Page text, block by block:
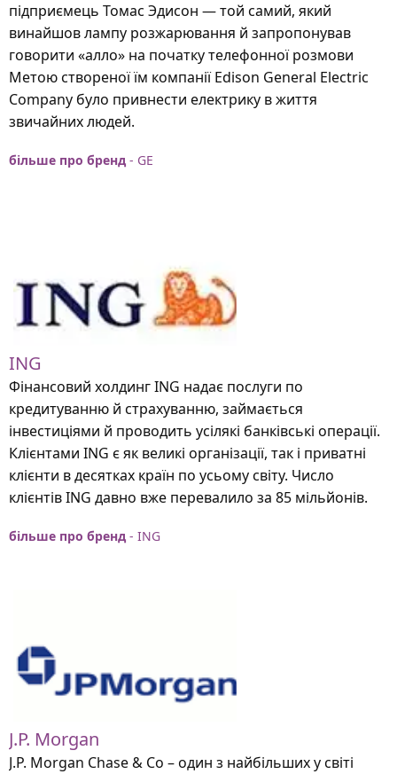
підприємець Томас Эдисон — той самий, який
винайшов лампу розжарювання й запропонував
говорити «алло» на початку телефонної розмови
Метою створеної їм компанії Edison General Electric
Company було привнести електрику в життя
звичайних людей.
більше про бренд - GE
ING
Фінансовий холдинг ING надає послуги по
кредитуванню й страхуванню, займається
інвестиціями й проводить усілякі банківські операції.
Клієнтами ING є як великі організації, так і приватні
клієнти в десятках країн по усьому світу. Число
клієнтів ING давно вже перевалило за 85 мільйонів.
більше про бренд - ING
J.P. Morgan
J.P. Morgan Chase & Co – один з найбільших у світі